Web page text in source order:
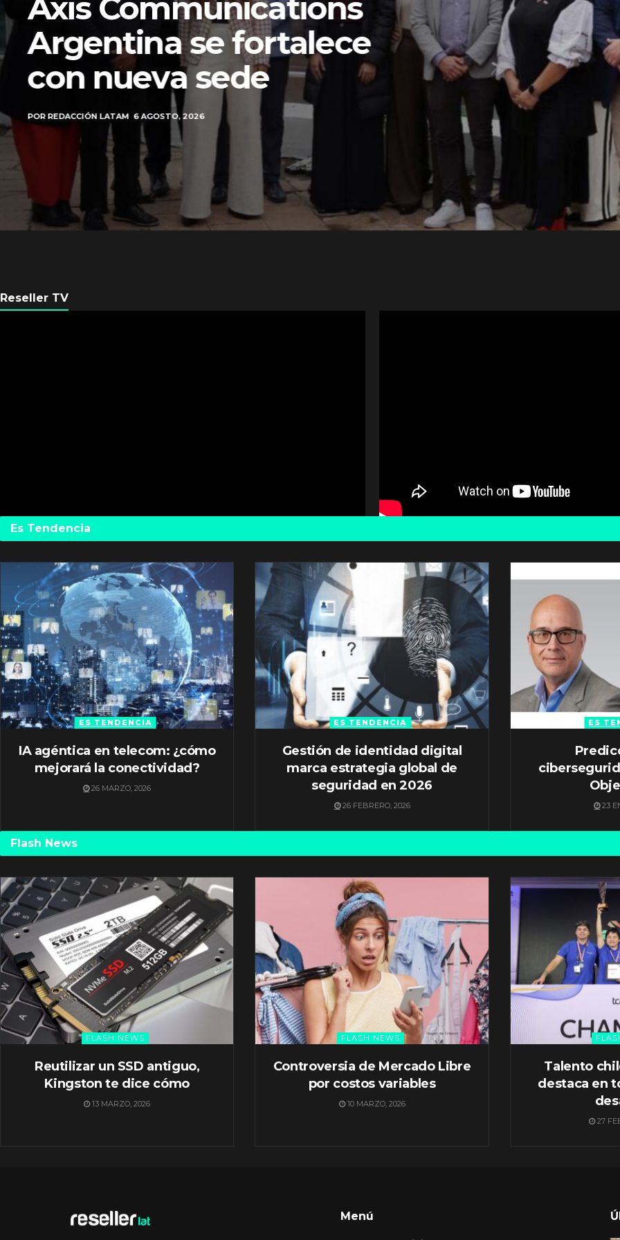
Axis Communications
Argentina se fortalece
con nueva sede
POR REDACCIÓN LATAM 6 AGOSTO, 2026
Reseller TV
Es Tendencia
ES TENDENCIA
IA agéntica en telecom: ¿cómo
mejorará la conectividad?
26 MARZO, 2026
ES TENDENCIA
Gestión de identidad digital
marca estrategia global de
seguridad en 2026
26 FEBRERO, 2026
ES
23
Flash News
FLASH NEWS
Reutilizar un SSD antiguo,
Kingston te dice cómo
13 MARZO, 2026
FLASH NEWS
Controversia de Mercado Libre
por costos variables
10 MARZO, 2026
Talento
destaca en
27
Menú